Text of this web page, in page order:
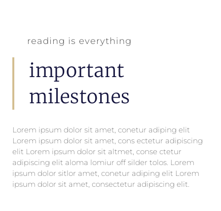
reading is everything
important
milestones
Lorem ipsum dolor sit amet, conetur adiping elit
Lorem ipsum dolor sit amet, cons ectetur adipiscing
elit Lorem ipsum dolor sit altmet, conse ctetur
adipiscing elit aloma lomiur off silder tolos. Lorem
ipsum dolor sitlor amet, conetur adiping elit Lorem
ipsum dolor sit amet, consectetur adipiscing elit.